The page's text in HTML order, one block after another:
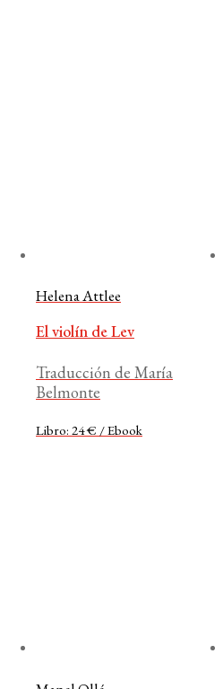
Helena Attlee
El violín de Lev
Traducción de María
Belmonte
Libro: 24 € / Ebook